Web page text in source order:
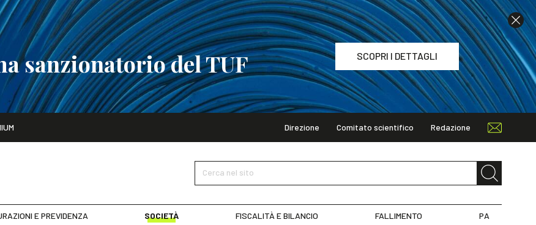
sanzionatorio del TUF SCOPRI I DETTAGLI
Direzione Comitato scientifico Redazione
Cerca nel sito
E PREVIDENZA SOCIETÀ FISCALITÀ E BILANCIO FALLIMENTO PA